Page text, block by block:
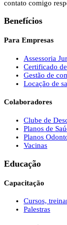
contato comigo
Benefícios
Para Empresas
Assessoria
Certificado
Gestão de
Locação de
Colaboradores
Clube de
Planos de
Planos
Vacinas
Educação
Capacitação
Cursos,
Palestras